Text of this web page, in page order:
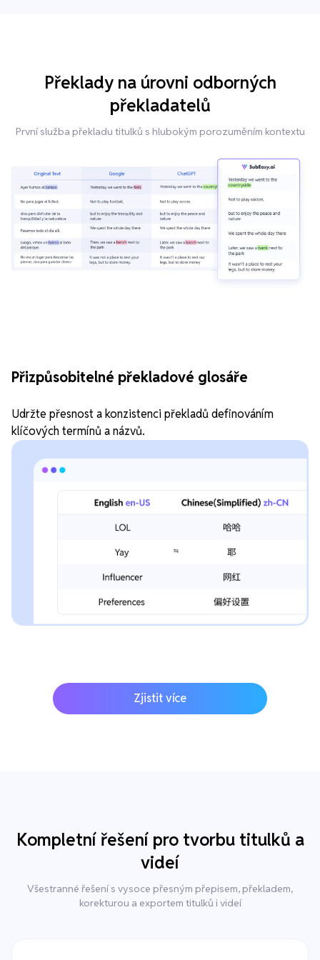
Překlady na úrovni odborných
překladatelů
První služba překladu titulků s hlubokým porozuměním kontextu
Přizpůsobitelné překladové glosáře
Udržte přesnost a konzistenci překladů definováním
klíčových termínů a názvů.
Zjistit více
Kompletní řešení pro tvorbu titulků a
videí
Všestranné řešení s vysoce přesným přepisem, překladem,
korekturou a exportem titulků i videí